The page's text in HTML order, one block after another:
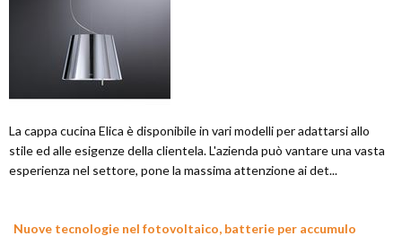
La cappa cucina Elica è disponibile in vari modelli per adattarsi allo
stile ed alle esigenze della clientela. L'azienda può vantare una vasta
esperienza nel settore, pone la massima attenzione ai det...
Nuove tecnologie nel fotovoltaico, batterie per accumulo